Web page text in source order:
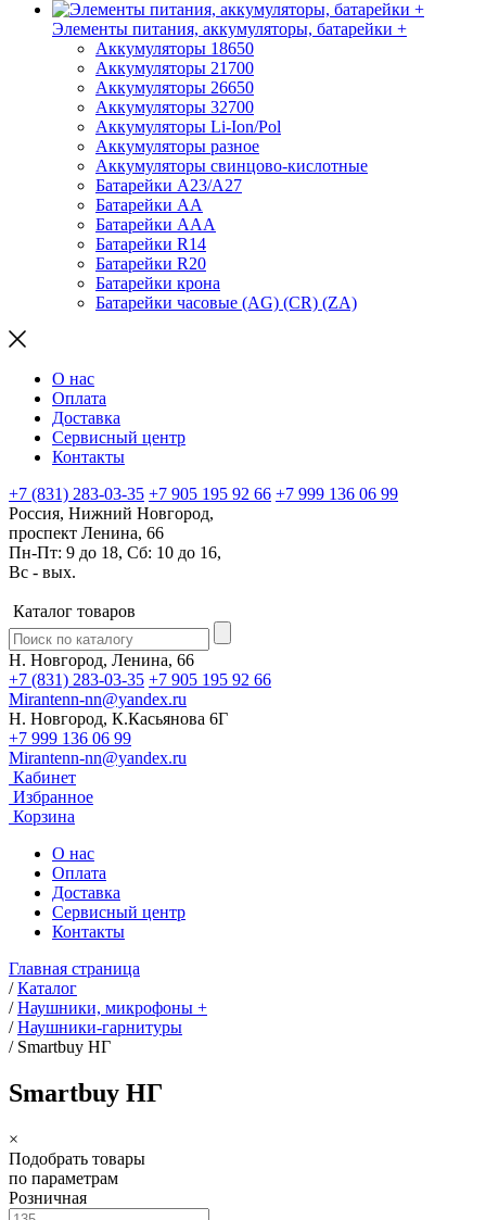
Элементы питания, аккумуляторы, батарейки +
Аккумуляторы 18650
Аккумуляторы 21700
Аккумуляторы 26650
Аккумуляторы 32700
Аккумуляторы Li-Ion/Pol
Аккумуляторы разное
Аккумуляторы свинцово-кислотные
Батарейки A23/A27
Батарейки AA
Батарейки AAA
Батарейки R14
Батарейки R20
Батарейки крона
Батарейки часовые (AG) (CR) (ZA)
О нас
Оплата
Доставка
Сервисный центр
Контакты
+7 (831) 283-03-35 +7 905 195 92 66 +7 999 136 06 99
Россия, Нижний Новгород,
проспект Ленина, 66
Пн-Пт: 9 до 18, Сб: 10 до 16,
Вс - вых.
Каталог товаров
Н. Новгород, Ленина, 66
+7 (831) 283-03-35 +7 905 195 92 66
Mirantenn-nn@yandex.ru
Н. Новгород, К.Касьянова 6Г
+7 999 136 06 99
Mirantenn-nn@yandex.ru
Кабинет
Избранное
Корзина
О нас
Оплата
Доставка
Сервисный центр
Контакты
Главная страница
/ Каталог
/ Наушники, микрофоны +
/ Наушники-гарнитуры
/ Smartbuy НГ
Smartbuy НГ
×
Подобрать товары
по параметрам
Розничная